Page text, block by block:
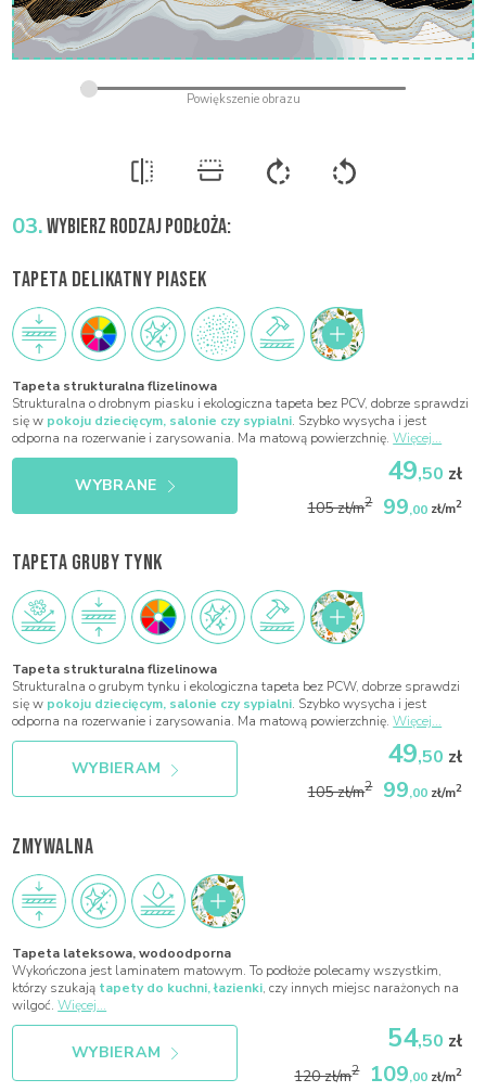
03.WYBIERZ RODZAJ PODŁOŻA:
TAPETA DELIKATNY PIASEK
Tapeta strukturalna flizelinowa
Strukturalna o drobnym piasku i ekologiczna tapeta bez PCV, dobrze sprawdzi
się w pokoju dziecięcym, salonie czy sypialni. Szybko wysycha i jest
odporna na rozerwanie i zarysowania. Ma matową powierzchnię.Więcej...
WYBRANE 49,50 zł
105 zł/m2 99,00 zł/m2
TAPETA GRUBY TYNK
Tapeta strukturalna flizelinowa
Strukturalna o grubym tynku i ekologiczna tapeta bez PCW, dobrze sprawdzi
się w pokoju dziecięcym, salonie czy sypialni. Szybko wysycha i jest
odporna na rozerwanie i zarysowania. Ma matową powierzchnię.Więcej...
WYBIERAM 49,50 zł
105 zł/m2 99,00 zł/m2
ZMYWALNA
Tapeta lateksowa, wodoodporna
Wykończona jest laminatem matowym. To podłoże polecamy wszystkim,
którzy szukają tapety do kuchni, łazienki, czy innych miejsc narażonych na
wilgoć.Więcej...
WYBIERAM 54,50 zł
120 zł/m2 109,00 zł/m2